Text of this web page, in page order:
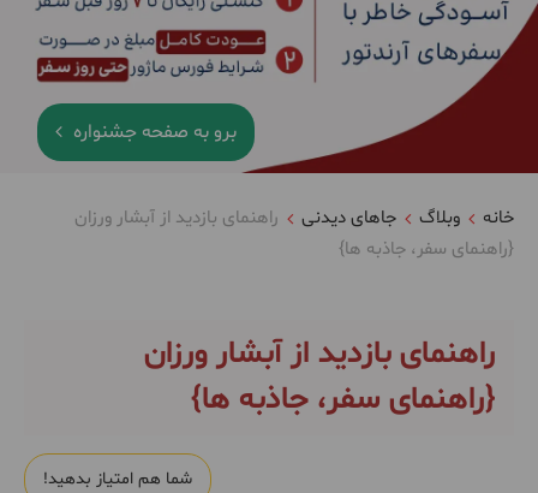
برو به صفحه جشنواره
خانه وبلاگ جاهای دیدنی
راهنمای بازدید از آبشار ورزان
{راهنمای سفر، جاذبه ها}
راهنمای بازدید از آبشار ورزان
{راهنمای سفر، جاذبه ها}
شما هم امتیاز بدهید!